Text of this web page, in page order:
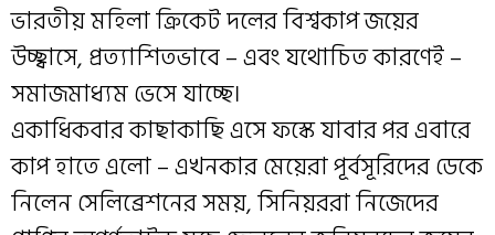
ভারতীয় মহিলা ক্রিকেট দলের বিশ্বকাপ জয়ের
উচ্ছ্বাসে, প্রত্যাশিতভাবে – এবং যথোচিত কারণেই –
সমাজমাধ্যম ভেসে যাচ্ছে।
একাধিকবার কাছাকাছি এসে ফস্কে যাবার পর এবারে
কাপ হাতে এলো – এখনকার মেয়েরা পূর্বসূরিদের ডেকে
নিলেন সেলিব্রেশনের সময়, সিনিয়ররা নিজেদের